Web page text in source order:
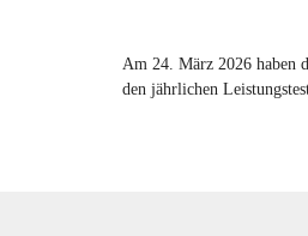
Am 24. März 2026 haben
den jährlichen